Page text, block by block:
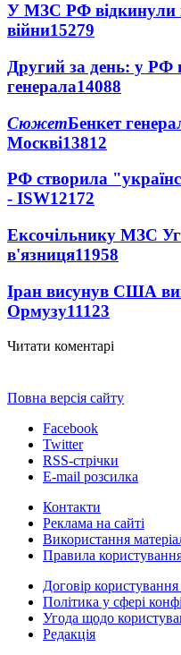
У МЗС РФ відкинули
війни15279
Другий за день: у РФ
генерала14088
СюжетБенкет
Москві13812
РФ створила
- ISW12172
Ексочільнику МЗС
в'язниця11958
Іран висунув США
Ормузу11123
Читати коментарі
Повна версія сайту
Facebook
Twitter
RSS-стрічки
E-mail розсилка
Контакти
Реклама на сайті
Використання
Правила
Договір
Політика у сфері
Угода щодо
Редакція